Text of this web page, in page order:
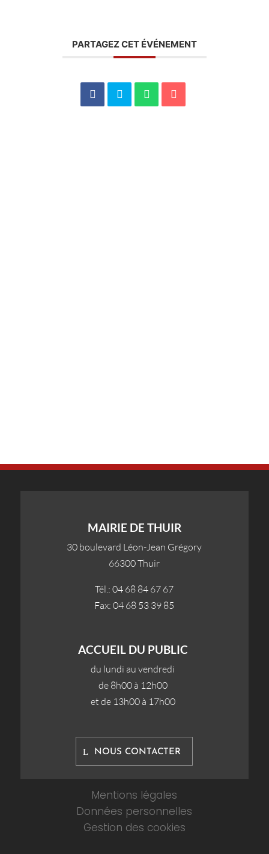
PARTAGEZ CET ÉVÉNEMENT
MAIRIE DE THUIR
30 boulevard Léon-Jean Grégory
66300 Thuir
Tél.: 04 68 84 67 67
Fax: 04 68 53 39 85
ACCUEIL DU PUBLIC
du lundi au vendredi
de 8h00 à 12h00
et de 13h00 à 17h00
NOUS CONTACTER
Mentions légales
Données personnelles
Gestion des cookies